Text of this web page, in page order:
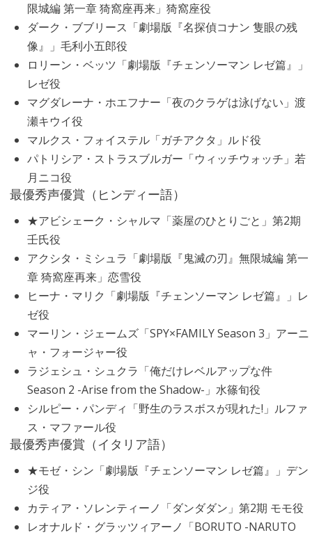
限城編 第一章 猗窩座再来」猗窩座役
ダーク・ブブリース「劇場版『名探偵コナン 隻眼の残
像』」毛利小五郎役
ロリーン・ベッツ「劇場版『チェンソーマン レゼ篇』」
レゼ役
マグダレーナ・ホエフナー「夜のクラゲは泳げない」渡
瀬キウイ役
マルクス・フォイステル「ガチアクタ」ルド役
パトリシア・ストラスブルガー「ウィッチウォッチ」若
月ニコ役
最優秀声優賞（ヒンディー語）
★アビシェーク・シャルマ「薬屋のひとりごと」第2期
壬氏役
アクシタ・ミシュラ「劇場版『鬼滅の刃』無限城編 第一
章 猗窩座再来」恋雪役
ヒーナ・マリク「劇場版『チェンソーマン レゼ篇』」レ
ゼ役
マーリン・ジェームズ「SPY×FAMILY Season 3」アーニ
ャ・フォージャー役
ラジェシュ・シュクラ「俺だけレベルアップな件
Season 2 -Arise from the Shadow-」水篠旬役
シルピー・パンディ「野生のラスボスが現れた!」ルファ
ス・マファール役
最優秀声優賞（イタリア語）
★モゼ・シン「劇場版『チェンソーマン レゼ篇』」デン
ジ役
カティア・ソレンティーノ「ダンダダン」第2期 モモ役
レオナルド・グラッツィアーノ「BORUTO -NARUTO